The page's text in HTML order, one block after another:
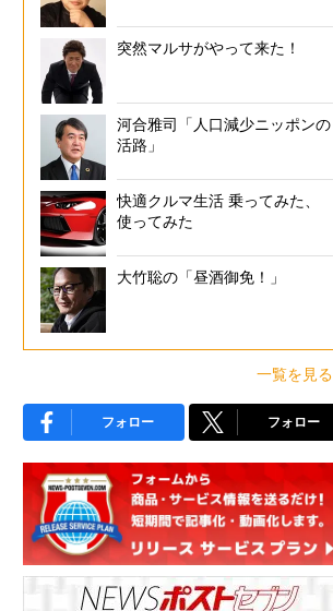
突然マルサがやって来た！
河合雅司「人口減少ニッポンの
活路」
快適クルマ生活 乗ってみた、
使ってみた
大竹聡の「昼酒御免！」
一覧を見る
フォロー フォロー